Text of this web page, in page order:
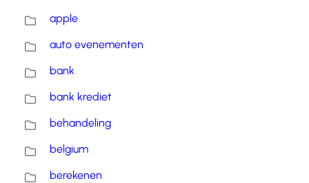
apple
auto evenementen
bank
bank krediet
behandeling
belgium
berekenen